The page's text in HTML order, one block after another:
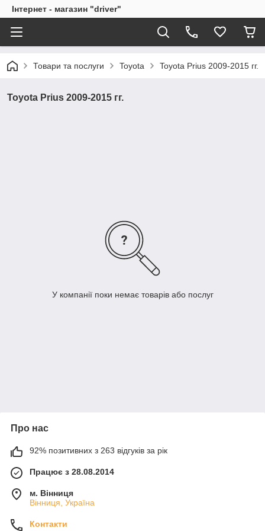
Інтернет - магазин "driver"
Товари та послуги Toyota Toyota Prius 2009-2015 гг.
Toyota Prius 2009-2015 гг.
У компанії поки немає товарів або послуг
Про нас
92% позитивних з 263 відгуків за рік
Працює з 28.08.2014
м. Вінниця
Вінниця, Україна
Контакти